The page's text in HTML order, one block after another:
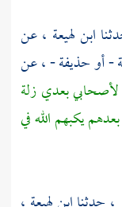
ابن لهيعة ، عن
- أوحذيفة- ، عن
بعدي زلة
يكبهم الله في